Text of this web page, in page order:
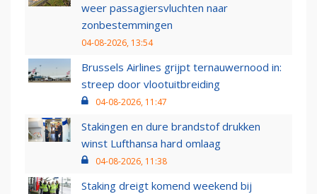
weer passagiersvluchten naar
zonbestemmingen
04-08-2026, 13:54
Brussels Airlines grijpt ternauwernood in:
streep door vlootuitbreiding
04-08-2026, 11:47
Stakingen en dure brandstof drukken
winst Lufthansa hard omlaag
04-08-2026, 11:38
Staking dreigt komend weekend bij